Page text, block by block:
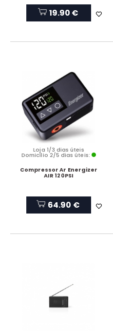
19.90 €
Loja 1/3 dias úteis
Domicílio 2/5 dias úteis:
Compressor Ar Energizer
AIR 120PSI
64.90 €